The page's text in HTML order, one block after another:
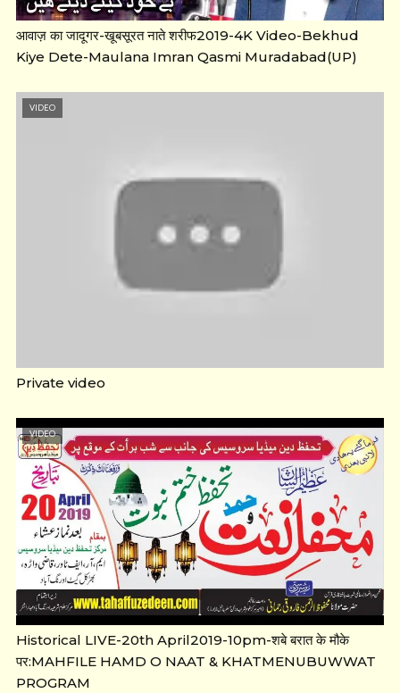
आवाज़ का जादूगर-खूबसूरत नाते शरीफ2019-4K Video-Bekhud
Kiye Dete-Maulana Imran Qasmi Muradabad(UP)
VIDEO
Private video
VIDEO
Historical LIVE-20th April2019-10pm-शबे बरात के मौके
पर:MAHFILE HAMD O NAAT & KHATMENUBUWWAT
PROGRAM